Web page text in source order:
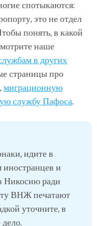
спотыкаются:
это не отдел
понять, в какой
наше
в других
страницы про
,миграционную
службу Пафоса.
идите в
и
Никосию ради
ВНЖ печатают
уточните, в